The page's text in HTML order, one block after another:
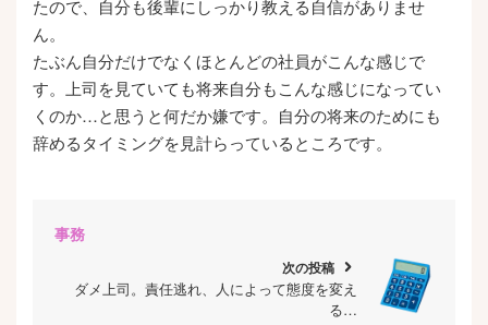
たので、自分も後輩にしっかり教える自信がありませ
ん。
たぶん自分だけでなくほとんどの社員がこんな感じで
す。上司を見ていても将来自分もこんな感じになってい
くのか…と思うと何だか嫌です。自分の将来のためにも
辞めるタイミングを見計らっているところです。
事務
次の投稿 chevron_right
ダメ上司。責任逃れ、人によって態度を変え
る…